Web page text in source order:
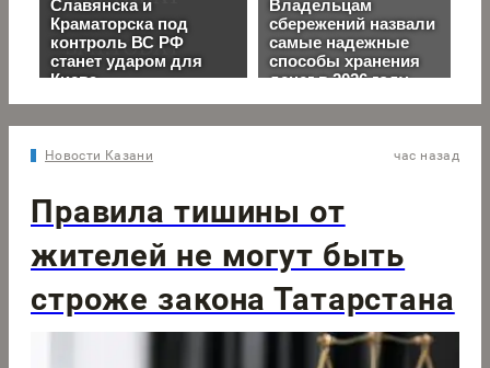
Новости Казани час назад
Правила тишины от
жителей не могут быть
строже закона Татарстана